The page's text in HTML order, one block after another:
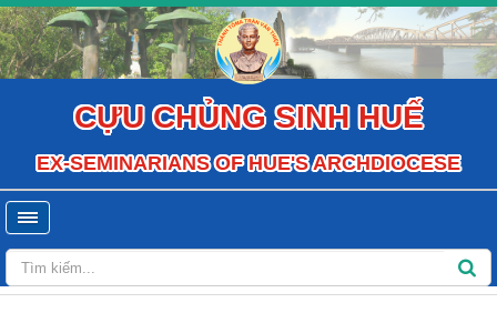
CỰU CHỦNG SINH HUẾ
EX-SEMINARIANS OF HUE'S ARCHDIOCESE